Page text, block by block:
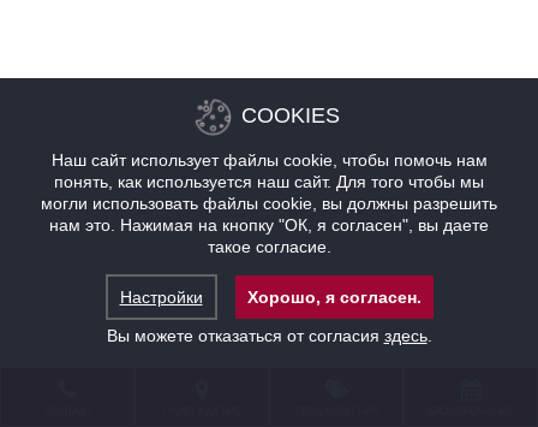
COOKIES
Наш сайт использует файлы cookie, чтобы помочь нам
понять, как используется наш сайт. Для того чтобы мы
могли использовать файлы cookie, вы должны разрешить
нам это. Нажимая на кнопку "ОК, я согласен", вы даете
такое согласие.
Настройки
Хорошо, я согласен.
Вы можете отказаться от согласия здесь.